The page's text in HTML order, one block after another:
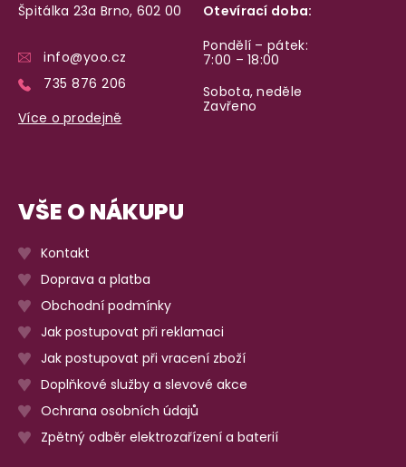
Špitálka 23a Brno, 602 00
info@yoo.cz
735 876 206
Více o prodejně
Otevírací doba:
Pondělí – pátek:
7:00 – 18:00
Sobota, neděle
Zavřeno
VŠE O NÁKUPU
Kontakt
Doprava a platba
Obchodní podmínky
Jak postupovat při reklamaci
Jak postupovat při vracení zboží
Doplňkové služby a slevové akce
Ochrana osobních údajů
Zpětný odběr elektrozařízení a baterií